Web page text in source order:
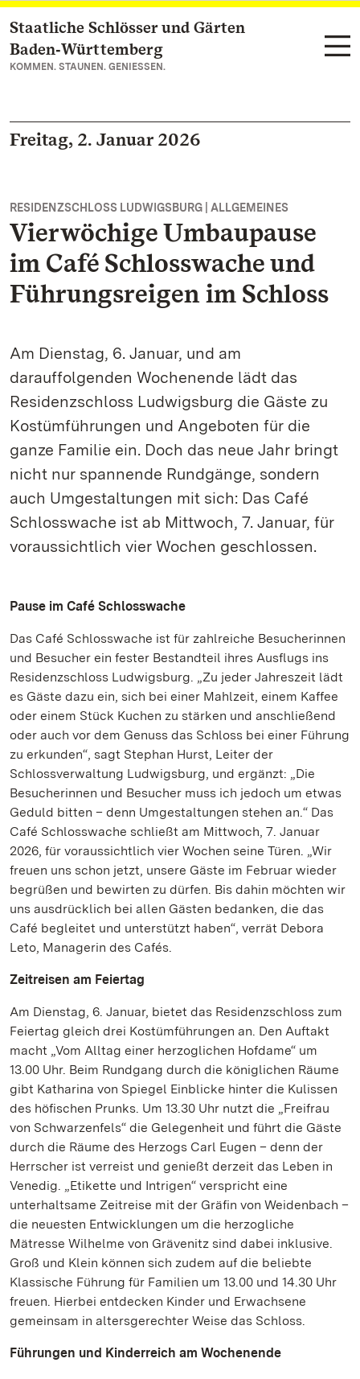
Zum Hauptinhalt springen
Staatliche Schlösser und Gärten
Baden‑Württemberg
KOMMEN. STAUNEN. GENIESSEN.
Freitag, 2. Januar 2026
RESIDENZSCHLOSS LUDWIGSBURG | ALLGEMEINES
Vierwöchige Umbaupause
im Café Schlosswache und
Führungsreigen im Schloss
Am Dienstag, 6. Januar, und am
darauffolgenden Wochenende lädt das
Residenzschloss Ludwigsburg die Gäste zu
Kostümführungen und Angeboten für die
ganze Familie ein. Doch das neue Jahr bringt
nicht nur spannende Rundgänge, sondern
auch Umgestaltungen mit sich: Das Café
Schlosswache ist ab Mittwoch, 7. Januar, für
voraussichtlich vier Wochen geschlossen.
Pause im Café Schlosswache
Das Café Schlosswache ist für zahlreiche Besucherinnen
und Besucher ein fester Bestandteil ihres Ausflugs ins
Residenzschloss Ludwigsburg. „Zu jeder Jahreszeit lädt
es Gäste dazu ein, sich bei einer Mahlzeit, einem Kaffee
oder einem Stück Kuchen zu stärken und anschließend
oder auch vor dem Genuss das Schloss bei einer Führung
zu erkunden“, sagt Stephan Hurst, Leiter der
Schlossverwaltung Ludwigsburg, und ergänzt: „Die
Besucherinnen und Besucher muss ich jedoch um etwas
Geduld bitten – denn Umgestaltungen stehen an.“ Das
Café Schlosswache schließt am Mittwoch, 7. Januar
2026, für voraussichtlich vier Wochen seine Türen. „Wir
freuen uns schon jetzt, unsere Gäste im Februar wieder
begrüßen und bewirten zu dürfen. Bis dahin möchten wir
uns ausdrücklich bei allen Gästen bedanken, die das
Café begleitet und unterstützt haben“, verrät Debora
Leto, Managerin des Cafés.
Zeitreisen am Feiertag
Am Dienstag, 6. Januar, bietet das Residenzschloss zum
Feiertag gleich drei Kostümführungen an. Den Auftakt
macht „Vom Alltag einer herzoglichen Hofdame“ um
13.00 Uhr. Beim Rundgang durch die königlichen Räume
gibt Katharina von Spiegel Einblicke hinter die Kulissen
des höfischen Prunks. Um 13.30 Uhr nutzt die „Freifrau
von Schwarzenfels“ die Gelegenheit und führt die Gäste
durch die Räume des Herzogs Carl Eugen – denn der
Herrscher ist verreist und genießt derzeit das Leben in
Venedig. „Etikette und Intrigen“ verspricht eine
unterhaltsame Zeitreise mit der Gräfin von Weidenbach –
die neuesten Entwicklungen um die herzogliche
Mätresse Wilhelme von Grävenitz sind dabei inklusive.
Groß und Klein können sich zudem auf die beliebte
Klassische Führung für Familien um 13.00 und 14.30 Uhr
freuen. Hierbei entdecken Kinder und Erwachsene
gemeinsam in altersgerechter Weise das Schloss.
Führungen und Kinderreich am Wochenende